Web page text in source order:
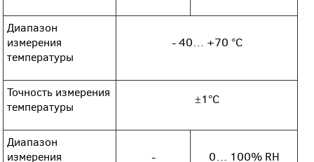
Диапазон
измерения
температуры
- 40… +70 °C
Точность измерения
температуры
±1°C
Диапазон
измерения
- 0… 100% RH